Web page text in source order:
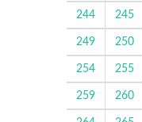
244 245
249 250
254 255
259 260